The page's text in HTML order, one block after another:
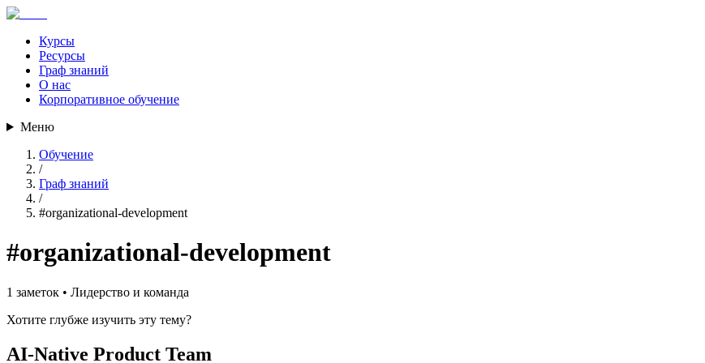
Курсы
Ресурсы
Граф знаний
О нас
Корпоративное обучение
Меню
Обучение
/
Граф знаний
/
#organizational-development
#organizational-development
1 заметок • Лидерство и команда
Хотите глубже изучить эту тему?
AI-Native Product Team